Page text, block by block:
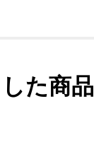
た商品